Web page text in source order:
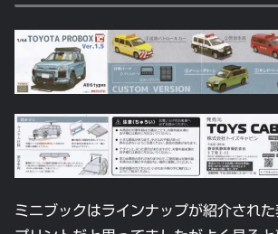
ミニブックはラインナップが紹介され